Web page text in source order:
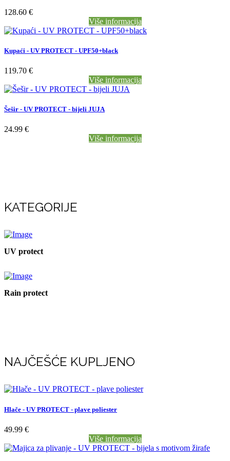
128.60 €
Više informacija
Kupaći - UV PROTECT - UPF50+black
119.70 €
Više informacija
Šešir - UV PROTECT - bijeli JUJA
24.99 €
Više informacija
KATEGORIJE
UV protect
Rain protect
NAJČEŠĆE KUPLJENO
Hlače - UV PROTECT - plave poliester
49.99 €
Više informacija